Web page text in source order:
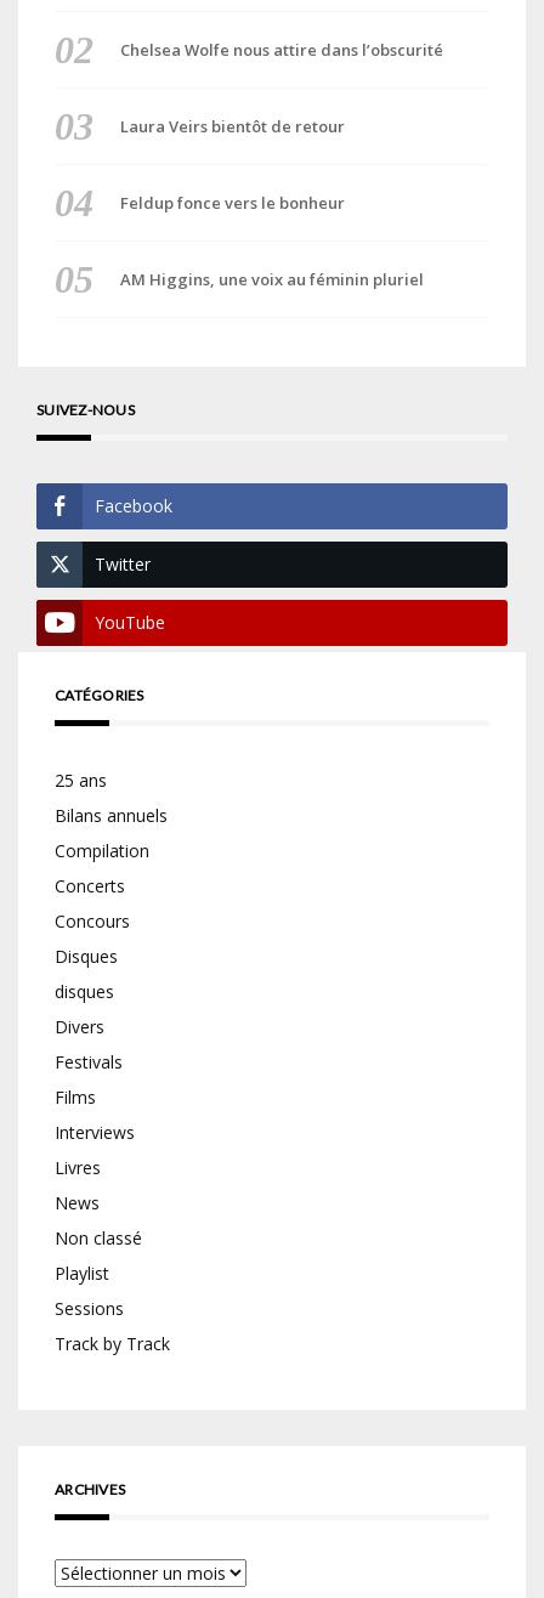
Chelsea Wolfe nous attire dans l’obscurité
Laura Veirs bientôt de retour
Feldup fonce vers le bonheur
AM Higgins, une voix au féminin pluriel
SUIVEZ-NOUS
Facebook
Twitter
YouTube
CATÉGORIES
25 ans
Bilans annuels
Compilation
Concerts
Concours
Disques
disques
Divers
Festivals
Films
Interviews
Livres
News
Non classé
Playlist
Sessions
Track by Track
ARCHIVES
Archives